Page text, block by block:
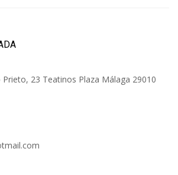
23 Teatinos Plaza Málaga 29010